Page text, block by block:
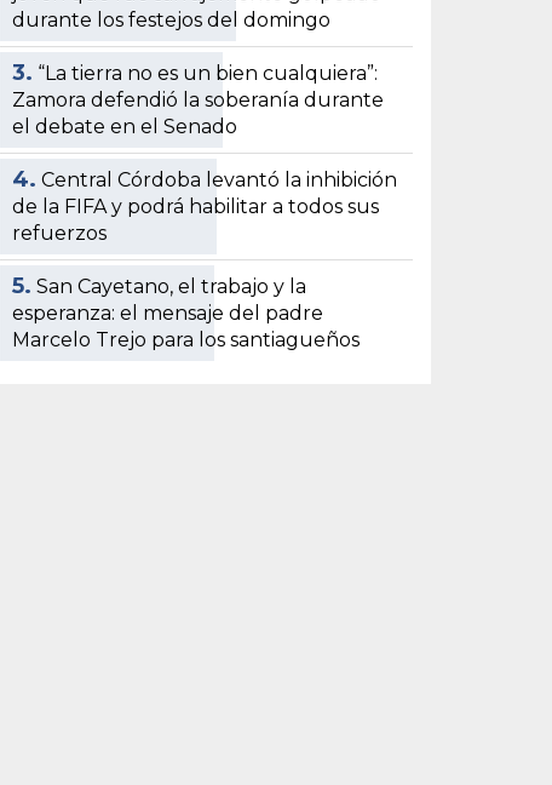
durante los festejos del domingo
3. “La tierra no es un bien cualquiera”:
Zamora defendió la soberanía durante
el debate en el Senado
4. Central Córdoba levantó la inhibición
de la FIFA y podrá habilitar a todos sus
refuerzos
5. San Cayetano, el trabajo y la
esperanza: el mensaje del padre
Marcelo Trejo para los santiagueños